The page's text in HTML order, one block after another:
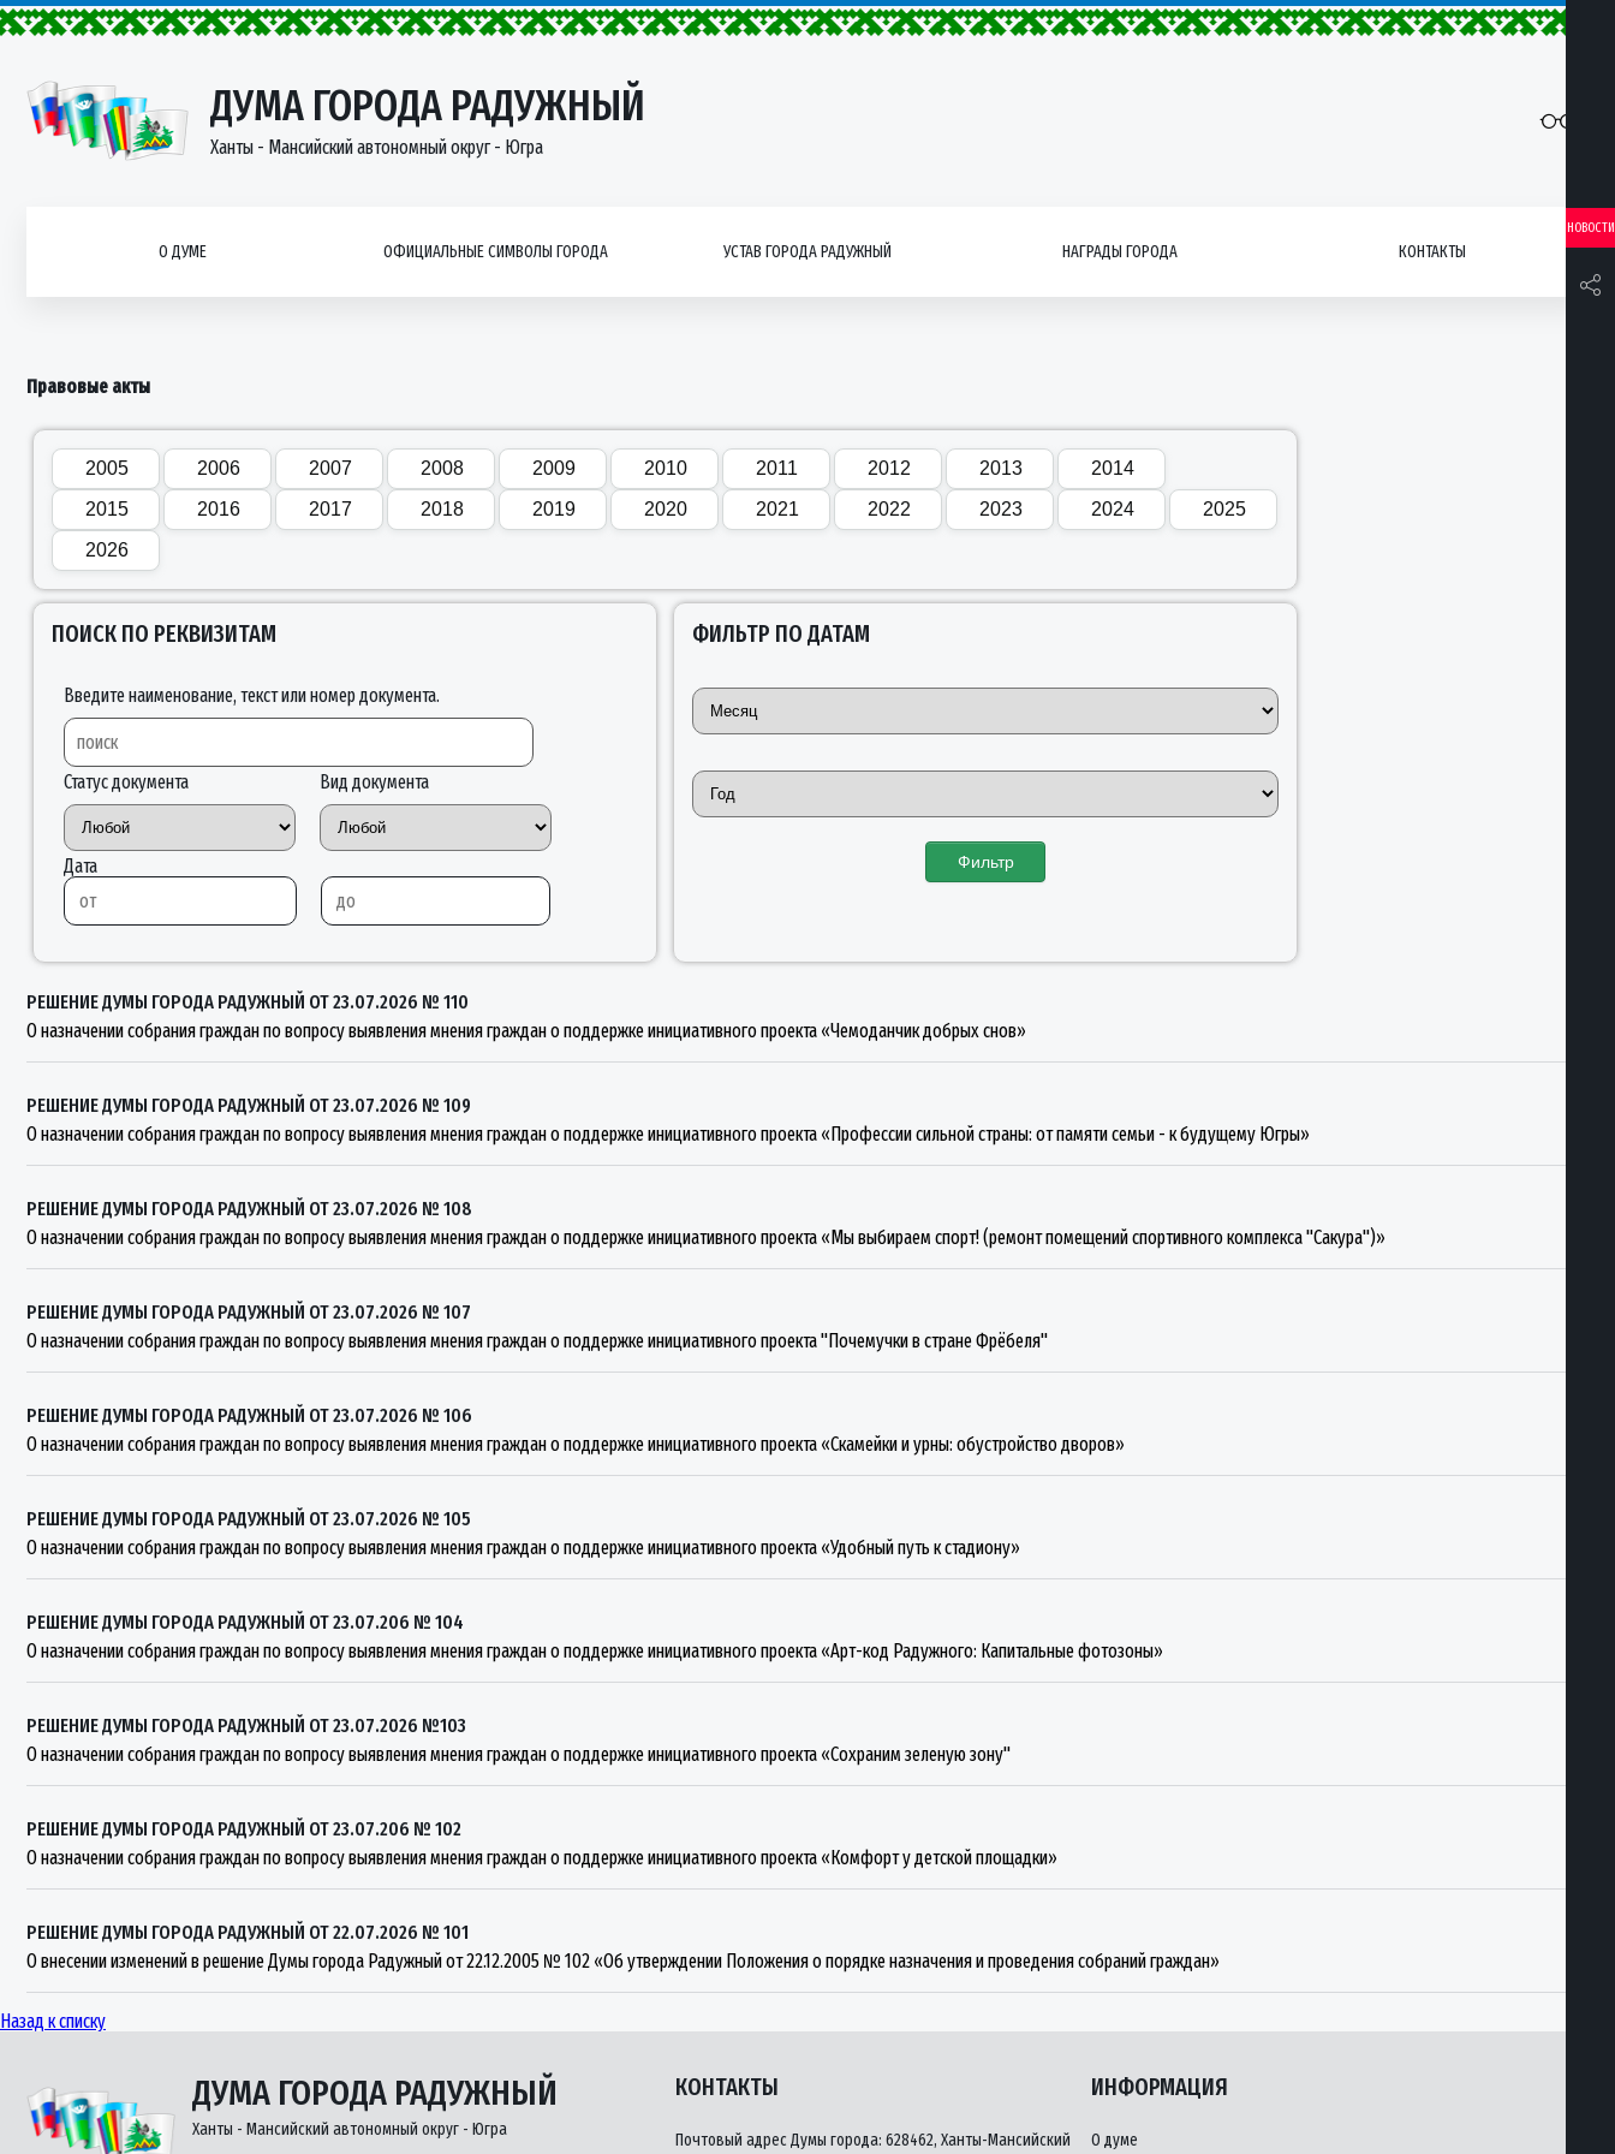
ДУМА ГОРОДА РАДУЖНЫЙ
Ханты - Мансийский автономный округ - Югра
О ДУМЕ ОФИЦИАЛЬНЫЕ СИМВОЛЫ ГОРОДА УСТАВ ГОРОДА РАДУЖНЫЙ НАГРАДЫ ГОРОДА КОНТАКТЫ
НОВОСТИ
Правовые акты
2005 2006 2007 2008 2009 2010 2011 2012 2013
2014
2015
2016 2017 2018 2019 2020 2021 2022 2023 2024
2025
2026
ПОИСК ПО РЕКВИЗИТАМ
Введите наименование, текст или номер документа.
Статус документа Вид документа
Дата
ФИЛЬТР ПО ДАТАМ
Фильтр
РЕШЕНИЕ ДУМЫ ГОРОДА РАДУЖНЫЙ ОТ 23.07.2026 № 110
О назначении собрания граждан по вопросу выявления мнения граждан о поддержке инициативного проекта «Чемоданчик добрых снов»
РЕШЕНИЕ ДУМЫ ГОРОДА РАДУЖНЫЙ ОТ 23.07.2026 № 109
О назначении собрания граждан по вопросу выявления мнения граждан о поддержке инициативного проекта «Профессии сильной страны: от памяти семьи - к будущему Югры»
РЕШЕНИЕ ДУМЫ ГОРОДА РАДУЖНЫЙ ОТ 23.07.2026 № 108
О назначении собрания граждан по вопросу выявления мнения граждан о поддержке инициативного проекта «Мы выбираем спорт! (ремонт помещений спортивного комплекса "Сакура")»
РЕШЕНИЕ ДУМЫ ГОРОДА РАДУЖНЫЙ ОТ 23.07.2026 № 107
О назначении собрания граждан по вопросу выявления мнения граждан о поддержке инициативного проекта "Почемучки в стране Фрёбеля"
РЕШЕНИЕ ДУМЫ ГОРОДА РАДУЖНЫЙ ОТ 23.07.2026 № 106
О назначении собрания граждан по вопросу выявления мнения граждан о поддержке инициативного проекта «Скамейки и урны: обустройство дворов»
РЕШЕНИЕ ДУМЫ ГОРОДА РАДУЖНЫЙ ОТ 23.07.2026 № 105
О назначении собрания граждан по вопросу выявления мнения граждан о поддержке инициативного проекта «Удобный путь к стадиону»
РЕШЕНИЕ ДУМЫ ГОРОДА РАДУЖНЫЙ ОТ 23.07.206 № 104
О назначении собрания граждан по вопросу выявления мнения граждан о поддержке инициативного проекта «Арт-код Радужного: Капитальные фотозоны»
РЕШЕНИЕ ДУМЫ ГОРОДА РАДУЖНЫЙ ОТ 23.07.2026 №103
О назначении собрания граждан по вопросу выявления мнения граждан о поддержке инициативного проекта «Сохраним зеленую зону"
РЕШЕНИЕ ДУМЫ ГОРОДА РАДУЖНЫЙ ОТ 23.07.206 № 102
О назначении собрания граждан по вопросу выявления мнения граждан о поддержке инициативного проекта «Комфорт у детской площадки»
РЕШЕНИЕ ДУМЫ ГОРОДА РАДУЖНЫЙ ОТ 22.07.2026 № 101
О внесении изменений в решение Думы города Радужный от 22.12.2005 № 102 «Об утверждении Положения о порядке назначения и проведения собраний граждан»
Назад к списку
ДУМА ГОРОДА РАДУЖНЫЙ
Ханты - Мансийский автономный округ - Югра
КОНТАКТЫ
Почтовый адрес Думы города: 628462, Ханты-Мансийский
ИНФОРМАЦИЯ
О думе